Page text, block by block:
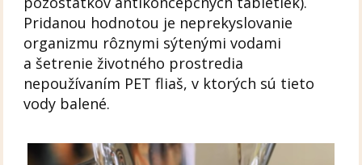
Pridanou hodnotou je neprekyslovanie
organizmu rôznymi sýtenými vodami
a šetrenie životného prostredia
nepoužívaním PET fliaš, v ktorých sú tieto
vody balené.